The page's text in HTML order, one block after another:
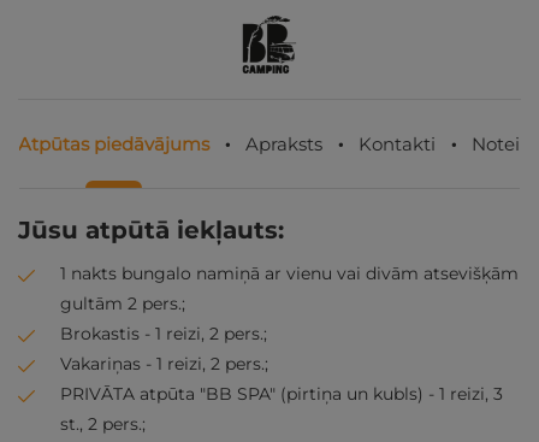
Atpūtas piedāvājums Apraksts Kontakti
Jūsu atpūtā iekļauts:
1 nakts bungalo namiņā ar vienu vai divām atsevišķām
gultām 2 pers.;
Brokastis - 1 reizi, 2 pers.;
Vakariņas - 1 reizi, 2 pers.;
PRIVĀTA atpūta "BB SPA" (pirtiņa un kubls) - 1 reizi, 3
st., 2 pers.;